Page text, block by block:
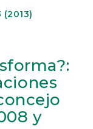
(2013)
y